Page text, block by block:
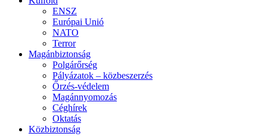
ENSZ
Európai Unió
NATO
Terror
Magánbiztonság
Polgárőrség
Pályázatok – közbeszerzés
Őrzés-védelem
Magánnyomozás
Céghírek
Oktatás
Közbiztonság